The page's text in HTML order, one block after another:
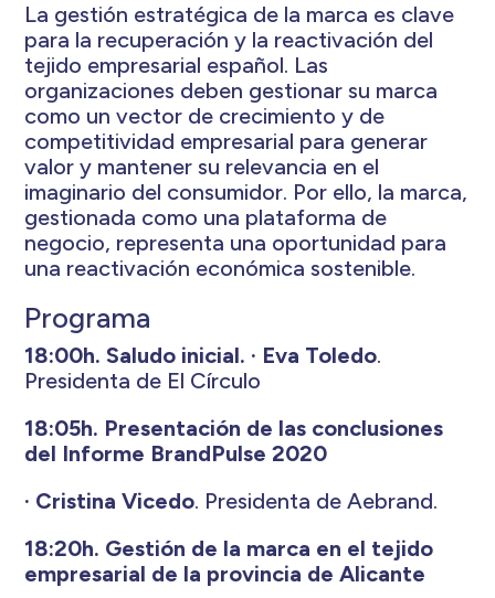
La gestión estratégica de la marca es clave
para la recuperación y la reactivación del
tejido empresarial español. Las
organizaciones deben gestionar su marca
como un vector de crecimiento y de
competitividad empresarial para generar
valor y mantener su relevancia en el
imaginario del consumidor. Por ello, la marca,
gestionada como una plataforma de
negocio, representa una oportunidad para
una reactivación económica sostenible.
Programa
18:00h. Saludo inicial. · Eva Toledo.
Presidenta de El Círculo
18:05h. Presentación de las conclusiones
del Informe BrandPulse 2020
· Cristina Vicedo. Presidenta de Aebrand.
18:20h. Gestión de la marca en el tejido
empresarial de la provincia de Alicante